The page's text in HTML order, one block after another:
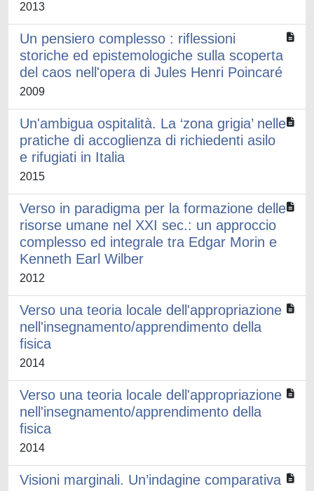
2013
Un pensiero complesso : riflessioni
storiche ed epistemologiche sulla scoperta
del caos nell'opera di Jules Henri Poincaré
2009
Un'ambigua ospitalità. La ‘zona grigia’ nelle
pratiche di accoglienza di richiedenti asilo
e rifugiati in Italia
2015
Verso in paradigma per la formazione delle
risorse umane nel XXI sec.: un approccio
complesso ed integrale tra Edgar Morin e
Kenneth Earl Wilber
2012
Verso una teoria locale dell'appropriazione
nell'insegnamento/apprendimento della
fisica
2014
Verso una teoria locale dell'appropriazione
nell'insegnamento/apprendimento della
fisica
2014
Visioni marginali. Un’indagine comparativa